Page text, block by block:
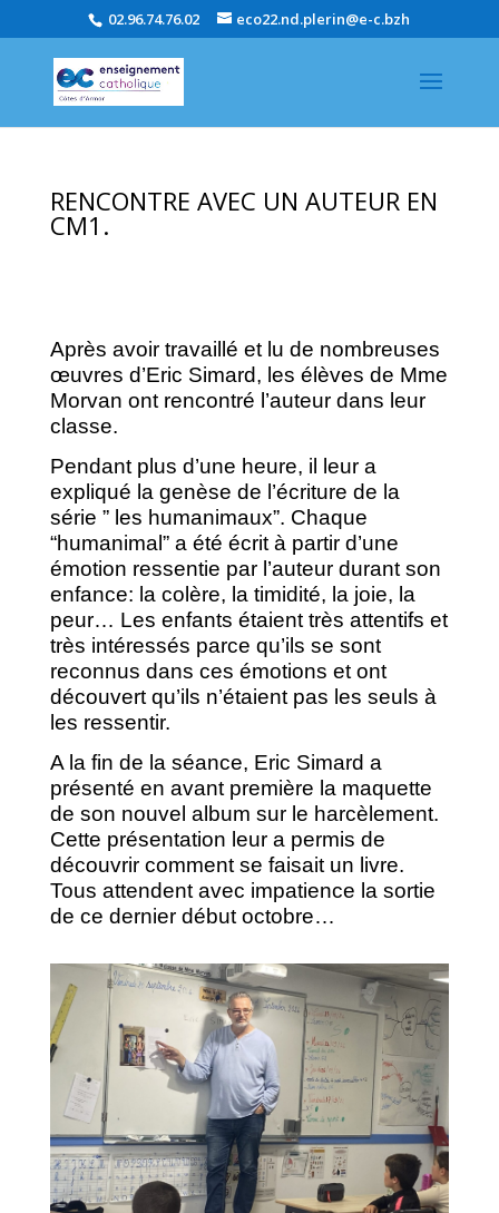
02.96.74.76.02 eco22.nd.plerin@e-c.bzh
RENCONTRE AVEC UN AUTEUR EN
CM1.
Après avoir travaillé et lu de nombreuses
œuvres d’Eric Simard, les élèves de Mme
Morvan ont rencontré l’auteur dans leur
classe.
Pendant plus d’une heure, il leur a
expliqué la genèse de l’écriture de la
série ” les humanimaux”. Chaque
“humanimal” a été écrit à partir d’une
émotion ressentie par l’auteur durant son
enfance: la colère, la timidité, la joie, la
peur… Les enfants étaient très attentifs et
très intéressés parce qu’ils se sont
reconnus dans ces émotions et ont
découvert qu’ils n’étaient pas les seuls à
les ressentir.
A la fin de la séance, Eric Simard a
présenté en avant première la maquette
de son nouvel album sur le harcèlement.
Cette présentation leur a permis de
découvrir comment se faisait un livre.
Tous attendent avec impatience la sortie
de ce dernier début octobre…